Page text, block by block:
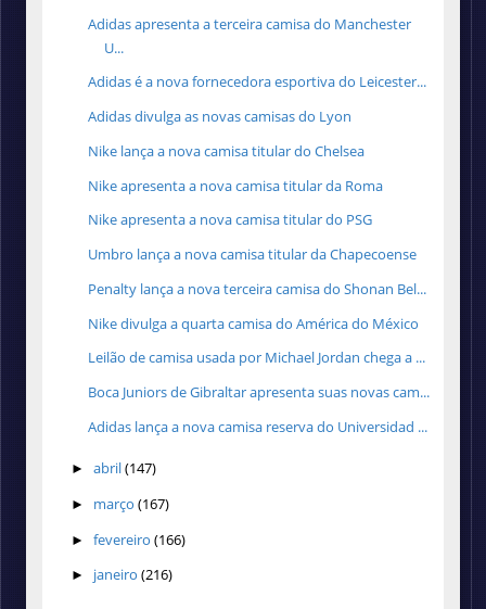
Adidas apresenta a terceira camisa do Manchester
U...
Adidas é a nova fornecedora esportiva do Leicester...
Adidas divulga as novas camisas do Lyon
Nike lança a nova camisa titular do Chelsea
Nike apresenta a nova camisa titular da Roma
Nike apresenta a nova camisa titular do PSG
Umbro lança a nova camisa titular da Chapecoense
Penalty lança a nova terceira camisa do Shonan Bel...
Nike divulga a quarta camisa do América do México
Leilão de camisa usada por Michael Jordan chega a ...
Boca Juniors de Gibraltar apresenta suas novas cam...
Adidas lança a nova camisa reserva do Universidad ...
► abril(147)
► março (167)
► fevereiro (166)
► janeiro (216)